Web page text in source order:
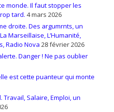
monde. Il faut stopper les
tard. 4 mars 2026
droite. Des argumrnts, un
Marseillaise, L’Humanité,
Radio Nova 28 février 2026
Danger ! Ne pas oublier
est cette puanteur qui monte
Salaire, Emploi, un